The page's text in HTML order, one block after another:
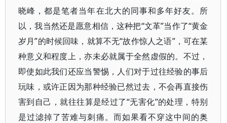
晓峰，都是笔者当年在北大的同事和多年好友。所
以，我当然还是愿意相信，这种把“文革”当作了“黄金
岁月”的时候回味，就算不无“故作惊人之语”，可在某
种意义和程度上，亦未必就属于全然虚假的。不过，
即使如此我们还应当警惕，人们对于过往经验的事后
玩味，或许正因为那种经验已然过去，不会再直接伤
害到自己，就往往算是经过了“无害化”的处理，特别
是过滤掉了苦难与刺痛。而如果看不穿这中间的奥